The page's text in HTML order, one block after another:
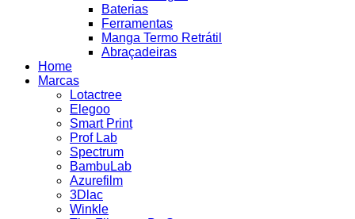
Baterias
Ferramentas
Manga Termo Retrátil
Abraçadeiras
Home
Marcas
Lotactree
Elegoo
Smart Print
Prof Lab
Spectrum
BambuLab
Azurefilm
3Dlac
Winkle